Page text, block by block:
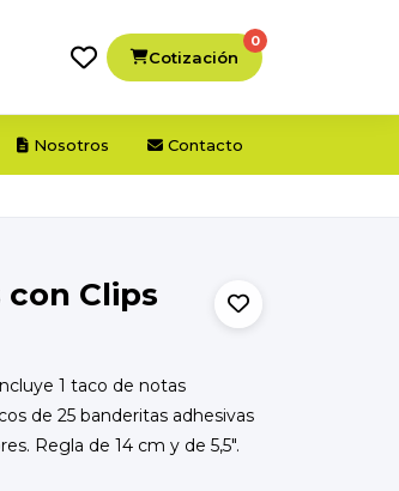
Cotización
0
Nosotros Contacto
Clips
1 taco de notas
de 25 banderitas adhesivas
Regla de 14 cm y de 5,5".